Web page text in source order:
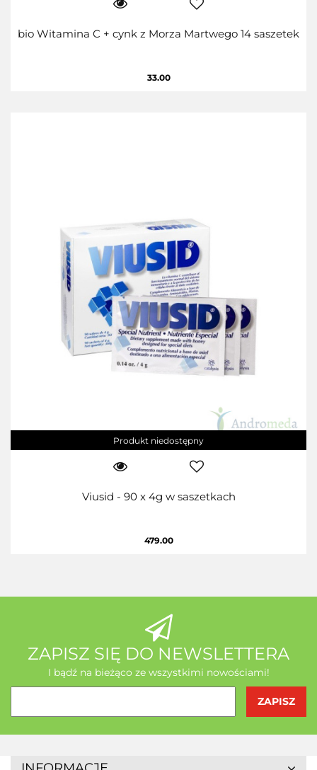
bio Witamina C + cynk z Morza Martwego 14 saszetek
33.00
Produkt niedostępny
Viusid - 90 x 4g w saszetkach
479.00
ZAPISZ SIĘ DO NEWSLETTERA
I bądź na bieżąco ze wszystkimi nowościami!